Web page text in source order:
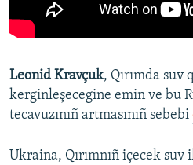
Leonid Kravçuk, Qırımda suv
kerginleşecegine emin ve bu
tecavuzınıñ artmasınıñ sebebi
Ukraina, Qırımnıñ içecek suv